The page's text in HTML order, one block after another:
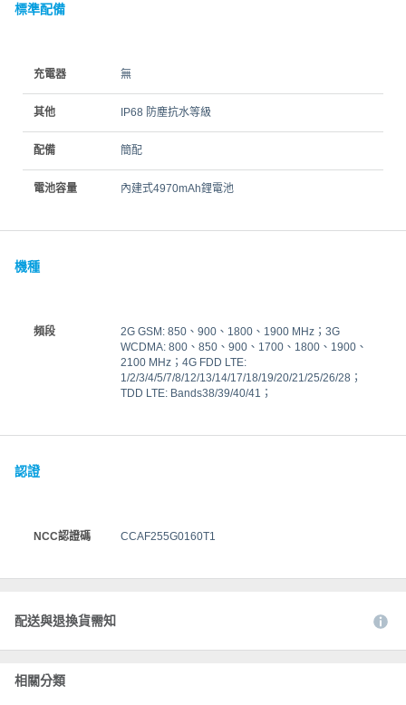
標準配備
充電器 無
其他 IP68 防塵抗水等級
配備 簡配
電池容量 內建式4970mAh鋰電池
機種
頻段
2G GSM: 850、900、1800、1900 MHz；3G
WCDMA: 800、850、900、1700、1800、1900、
2100 MHz；4G FDD LTE:
1/2/3/4/5/7/8/12/13/14/17/18/19/20/21/25/26/28；
TDD LTE: Bands38/39/40/41；
認證
NCC認證碼 CCAF255G0160T1
配送與退換貨需知
相關分類